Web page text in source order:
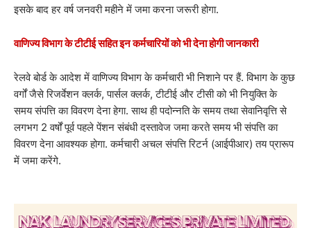
इसके बाद हर वर्ष जनवरी महीने में जमा करना जरूरी होगा.
वाणिज्य विभाग के टीटीई सहित इन कर्मचारियों को भी देना होगी जानकारी
रेलवे बोर्ड के आदेश में वाणिज्य विभाग के कर्मचारी भी निशाने पर हैं. विभाग के कुछ
वर्गों जैसे रिजर्वेशन क्लर्क, पार्सल क्लर्क, टीटीई और टीसी को भी नियुक्ति के
समय संपत्ति का विवरण देना हेगा. साथ ही पदोन्नति के समय तथा सेवानिवृत्ति से
लगभग 2 वर्षों पूर्व पहले पेंशन संबंधी दस्तावेज जमा करते समय भी संपत्ति का
विवरण देना आवश्यक होगा. कर्मचारी अचल संपत्ति रिटर्न (आईपीआर) तय प्रारूप
में जमा करेंगे.